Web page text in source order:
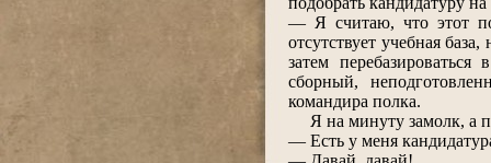
― Я считаю, что этот
отсутствует учебная
затем
сборный,
командира полка.
Я на минуту замолк, а
― Есть у меня